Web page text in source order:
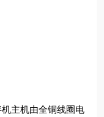
机主机由全铜线圈电